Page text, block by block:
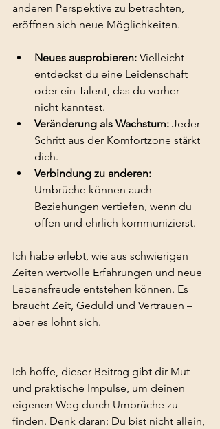
anderen Perspektive zu betrachten,
eröffnen sich neue Möglichkeiten.
Neues ausprobieren: Vielleicht
entdeckst du eine Leidenschaft
oder ein Talent, das du vorher
nicht kanntest.
Veränderung als Wachstum: Jeder
Schritt aus der Komfortzone stärkt
dich.
Verbindung zu anderen:
Umbrüche können auch
Beziehungen vertiefen, wenn du
offen und ehrlich kommunizierst.
Ich habe erlebt, wie aus schwierigen
Zeiten wertvolle Erfahrungen und neue
Lebensfreude entstehen können. Es
braucht Zeit, Geduld und Vertrauen –
aber es lohnt sich.
Ich hoffe, dieser Beitrag gibt dir Mut
und praktische Impulse, um deinen
eigenen Weg durch Umbrüche zu
finden. Denk daran: Du bist nicht allein,